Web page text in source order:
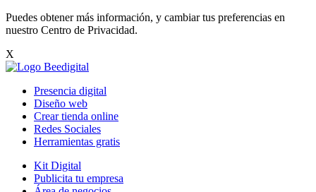
Puedes obtener más información, y cambiar tus preferencias en
nuestro Centro de Privacidad.
X
Presencia digital
Diseño web
Crear tienda online
Redes Sociales
Herramientas gratis
Kit Digital
Publicita tu empresa